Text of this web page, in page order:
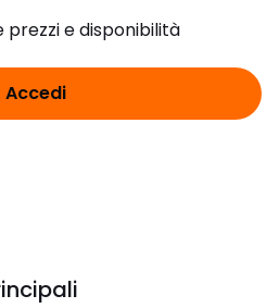
prezzi e disponibilità
Accedi